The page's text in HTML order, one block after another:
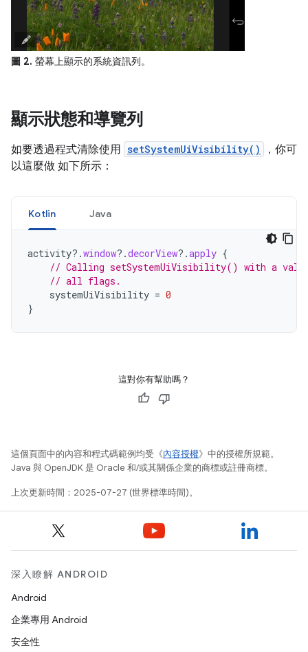
圖 2. 螢幕上顯示的系統資訊列。
顯示狀態和導覽列
如要透過程式清除使用 setSystemUiVisibility()
，你可
以這麼做 如下所示：
Kotlin Java
activity?.window?.decorView?.apply {
// Calling setSystemUiVisibility() with a
// all flags.
systemUiVisibility = 0
}
這對你有幫助嗎？
這個頁面中的內容和程式碼範例均受《內容授權》中的授權所規範。
Java 與 OpenJDK 是 Oracle 和/或其關係企業的商標或註冊商標。
上次更新時間：2025-07-27 (世界標準時間)。
深入瞭解 ANDROID
Android
企業專用 Android
安全性